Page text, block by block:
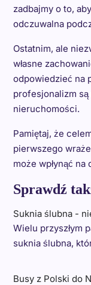
zadbajmy o to,
odczuwalna
Ostatnim, ale
własne
odpowiedzieć na
profesjonalizm
nieruchomości.
Pamiętaj, że
pierwszego
może wpłynąć
Sprawdź
Suknia ślubna -
Wielu przyszłym
suknia ślubna,
Busy z Polski do